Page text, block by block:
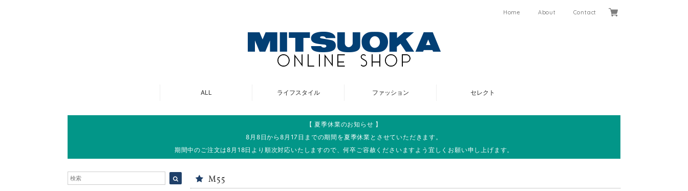
Home About Contact
ALL ライフスタイル ファッション セレクト
【 夏季休業のお知らせ 】
8月8日から8月17日までの期間を夏季休業とさせていただきます。
期間中のご注文は8月18日より順次対応いたしますので、何卒ご容赦くださいますよう宜しくお願い申し上げます。
M55